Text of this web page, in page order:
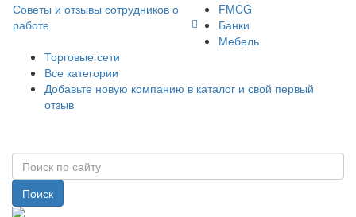
Советы и отзывы сотрудников о
работе
FMCG
Банки
Мебель
Торговые сети
Все категории
Добавьте новую компанию в каталог и свой первый
отзыв
Поиск